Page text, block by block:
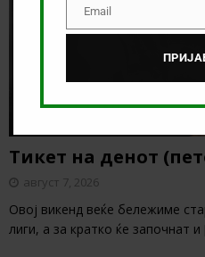
Тикет на денот
август 7, 2026
Овој викенд веќе бележиме
лиги, а за кратко ќе започнат и
EmailEmail